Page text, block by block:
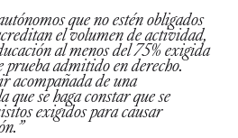
que no estén obligados
el volumen de actividad,
al menos del 75% exigida
admitido en derecho.
acompañada de una
se haga constar que se
exigidos para causar